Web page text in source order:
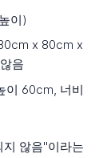
이)
x 80cm x
음
이 60cm, 너비
않음"이라는